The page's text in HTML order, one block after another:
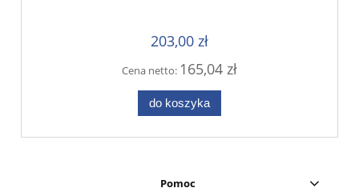
203,00 zł
Cena netto: 165,04 zł
do koszyka
Pomoc